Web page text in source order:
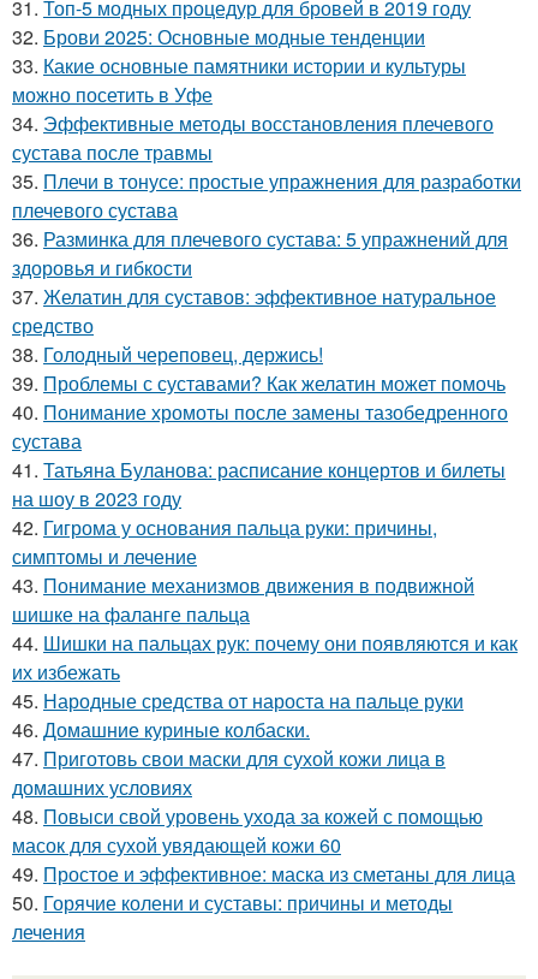
31. Топ-5 модных процедур для бровей в 2019 году
32. Брови 2025: Основные модные тенденции
33. Какие основные памятники истории и культуры
можно посетить в Уфе
34. Эффективные методы восстановления плечевого
сустава после травмы
35. Плечи в тонусе: простые упражнения для разработки
плечевого сустава
36. Разминка для плечевого сустава: 5 упражнений для
здоровья и гибкости
37. Желатин для суставов: эффективное натуральное
средство
38. Голодный череповец, держись!
39. Проблемы с суставами? Как желатин может помочь
40. Понимание хромоты после замены тазобедренного
сустава
41. Татьяна Буланова: расписание концертов и билеты
на шоу в 2023 году
42. Гигрома у основания пальца руки: причины,
симптомы и лечение
43. Понимание механизмов движения в подвижной
шишке на фаланге пальца
44. Шишки на пальцах рук: почему они появляются и как
их избежать
45. Народные средства от нароста на пальце руки
46. Домашние куриные колбаски.
47. Приготовь свои маски для сухой кожи лица в
домашних условиях
48. Повыси свой уровень ухода за кожей с помощью
масок для сухой увядающей кожи 60
49. Простое и эффективное: маска из сметаны для лица
50. Горячие колени и суставы: причины и методы
лечения